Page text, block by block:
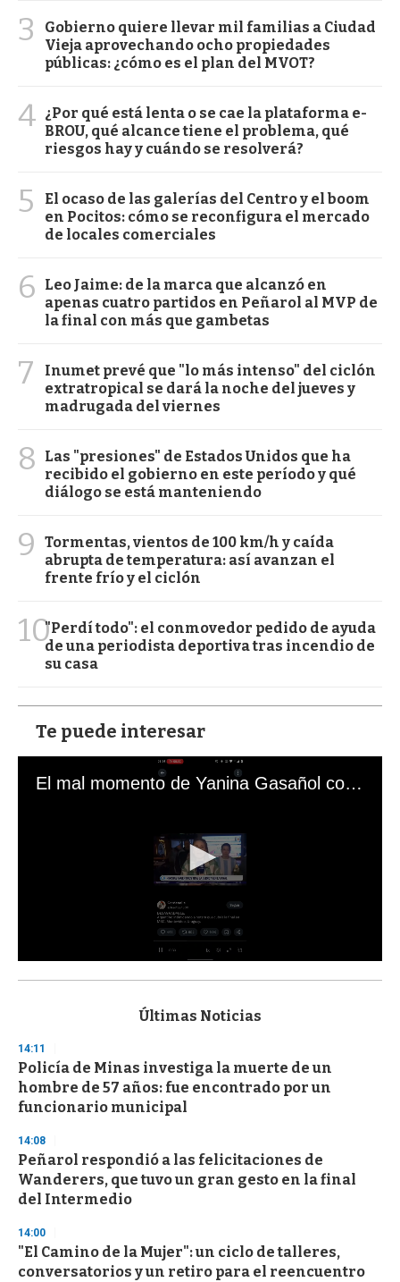
3
Gobierno quiere llevar mil familias a Ciudad
Vieja aprovechando ocho propiedades
públicas: ¿cómo es el plan del MVOT?
4 ¿Por qué está lenta o se cae la plataforma e-
BROU, qué alcance tiene el problema, qué
riesgos hay y cuándo se resolverá?
5
El ocaso de las galerías del Centro y el boom
en Pocitos: cómo se reconfigura el mercado
de locales comerciales
6
Leo Jaime: de la marca que alcanzó en
apenas cuatro partidos en Peñarol al MVP de
la final con más que gambetas
7
Inumet prevé que "lo más intenso" del ciclón
extratropical se dará la noche del jueves y
madrugada del viernes
8
Las "presiones" de Estados Unidos que ha
recibido el gobierno en este período y qué
diálogo se está manteniendo
9
Tormentas, vientos de 100 km/h y caída
abrupta de temperatura: así avanzan el
frente frío y el ciclón
10"Perdí todo": el conmovedor pedido de ayuda
de una periodista deportiva tras incendio de
su casa
Te puede interesar
El mal momento de Yanina Gasañol con un hincha argentino en "Subrayado"
s
d
s
o
f
3
s
e
c
o
n
Últimas Noticias
14:11
Policía de Minas investiga la muerte de un
hombre de 57 años: fue encontrado por un
funcionario municipal
14:08
Peñarol respondió a las felicitaciones de
Wanderers, que tuvo un gran gesto en la final
del Intermedio
14:00
"El Camino de la Mujer": un ciclo de talleres,
conversatorios y un retiro para el reencuentro